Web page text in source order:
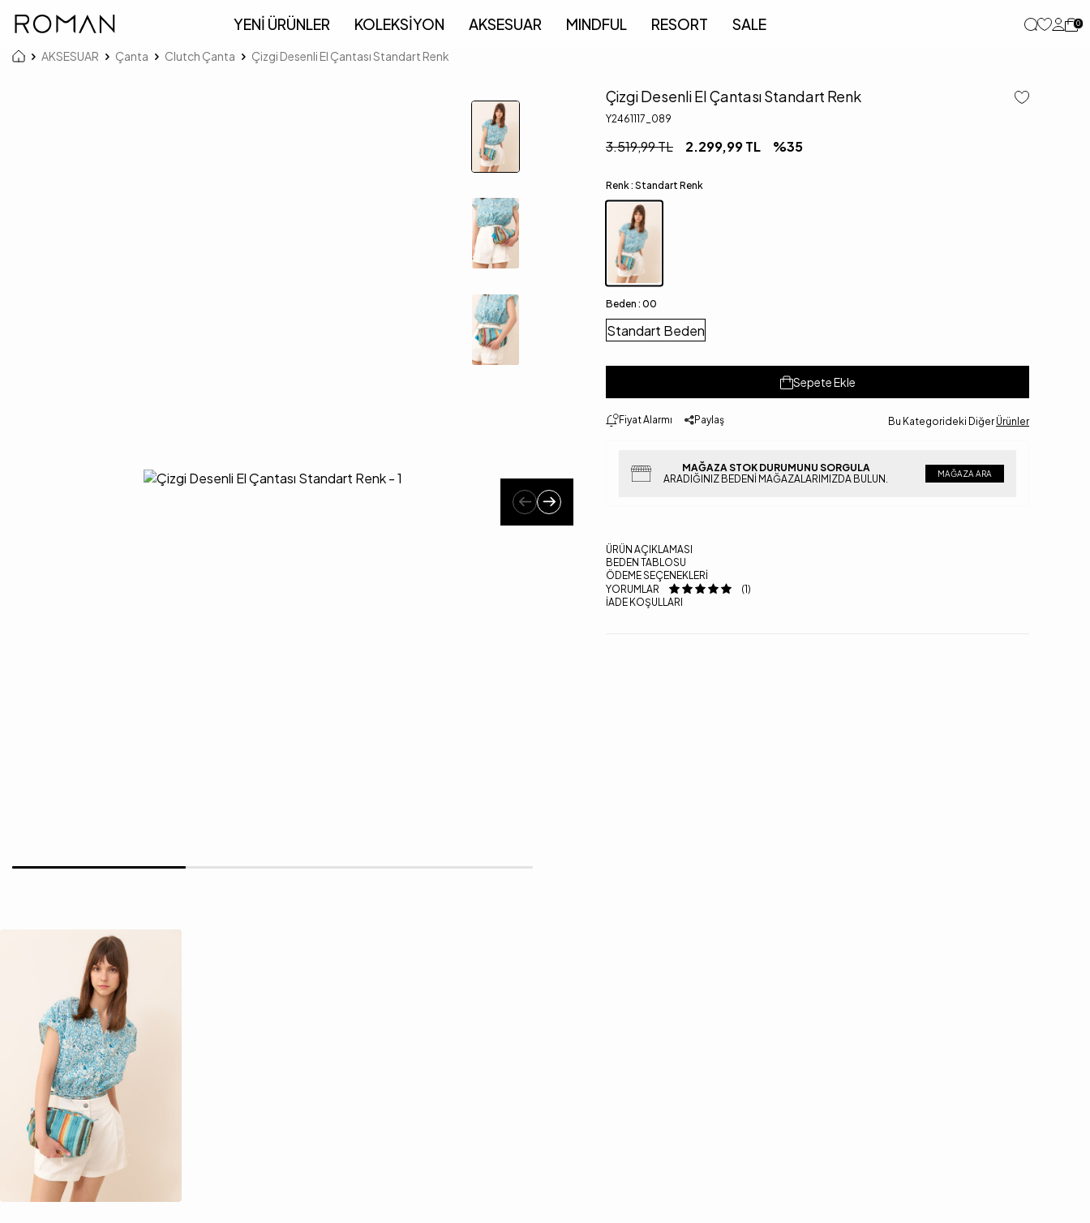
YENİ ÜRÜNLER KOLEKSİYON AKSESUAR MINDFUL RESORT SALE 0
AKSESUAR Çanta Clutch Çanta Çizgi Desenli El Çantası Standart Renk
Çizgi Desenli El Çantası Standart Renk
Y2461117_089
3.519,99TL 2.299,99TL %35
Renk : Standart Renk
Beden : 00
Standart Beden
Sepete Ekle
Fiyat Alarmı Paylaş Bu Kategorideki Diğer Ürünler
MAĞAZA STOK DURUMUNU SORGULA
ARADIĞINIZ BEDENI MAĞAZALARIMIZDA BULUN.
MAĞAZA ARA
ÜRÜN AÇIKLAMASI
BEDEN TABLOSU
ÖDEME SEÇENEKLERI
YORUMLAR
(1)
İADE KOŞULLARI